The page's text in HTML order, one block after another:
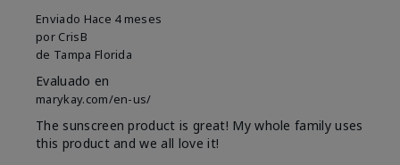
Enviado Hace 4 meses
por CrisB
de Tampa Florida
Evaluado en
marykay.com/en-us/
The sunscreen product is great! My whole family uses
this product and we all love it!